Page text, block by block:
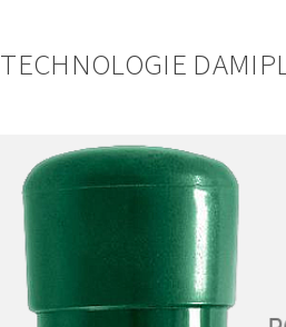
TECHNOLOGIE